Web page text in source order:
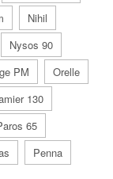
Nihil
Nysos 90
PM
Orelle
130
65
Penna